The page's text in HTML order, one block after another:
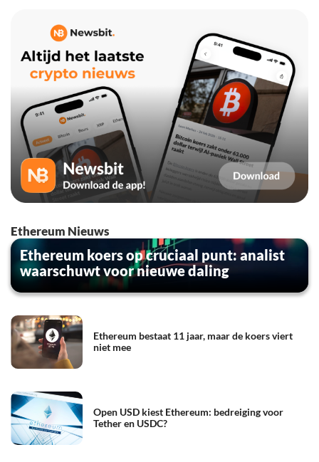
Ethereum Nieuws
Ethereum koers op cruciaal punt: analist
waarschuwt voor nieuwe daling
Ethereum bestaat 11 jaar, maar de koers viert
niet mee
Open USD kiest Ethereum: bedreiging voor
Tether en USDC?